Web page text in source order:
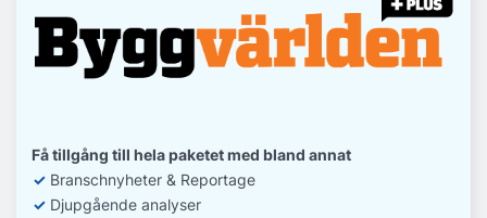
Få tillgång till hela paketet med bland annat
✓ Branschnyheter & Reportage
✓ Djupgående analyser